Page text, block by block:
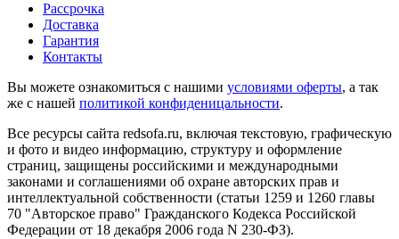
Рассрочка
Доставка
Гарантия
Контакты
Вы можете ознакомиться с нашими условиями оферты, а так
же с нашей политикой конфиденицальности.
Все ресурсы сайта redsofa.ru, включая текстовую, графическую
и фото и видео информацию, структуру и оформление
страниц, защищены российскими и международными
законами и соглашениями об охране авторских прав и
интеллектуальной собственности (статьи 1259 и 1260 главы
70 "Авторское право" Гражданского Кодекса Российской
Федерации от 18 декабря 2006 года N 230-ФЗ).